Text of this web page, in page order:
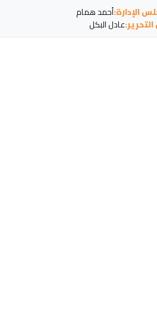
الإدارة:أحمد همام
عادل البكل